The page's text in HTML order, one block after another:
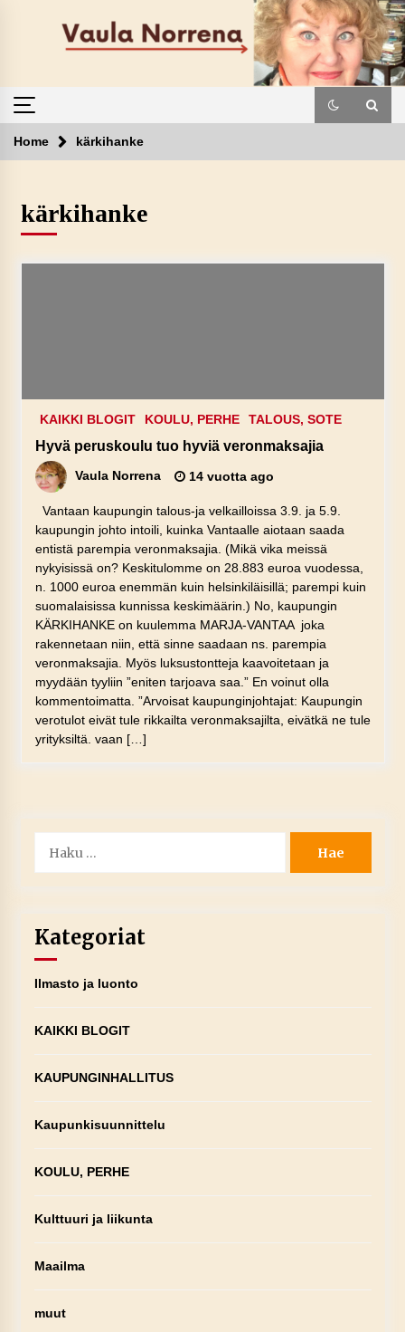
Home kärkihanke
kärkihanke
KAIKKI BLOGIT KOULU, PERHE TALOUS, SOTE
Hyvä peruskoulu tuo hyviä veronmaksajia
Vaula Norrena 14 vuotta ago
Vantaan kaupungin talous-ja velkailloissa 3.9. ja 5.9.
kaupungin johto intoili, kuinka Vantaalle aiotaan saada
entistä parempia veronmaksajia. (Mikä vika meissä
nykyisissä on? Keskitulomme on 28.883 euroa vuodessa,
n. 1000 euroa enemmän kuin helsinkiläisillä; parempi kuin
suomalaisissa kunnissa keskimäärin.) No, kaupungin
KÄRKIHANKE on kuulemma MARJA-VANTAA joka
rakennetaan niin, että sinne saadaan ns. parempia
veronmaksajia. Myös luksustontteja kaavoitetaan ja
myydään tyyliin ”eniten tarjoava saa.” En voinut olla
kommentoimatta. ”Arvoisat kaupunginjohtajat: Kaupungin
verotulot eivät tule rikkailta veronmaksajilta, eivätkä ne tule
yrityksiltä. vaan […]
Kategoriat
Ilmasto ja luonto
KAIKKI BLOGIT
KAUPUNGINHALLITUS
Kaupunkisuunnittelu
KOULU, PERHE
Kulttuuri ja liikunta
Maailma
muut